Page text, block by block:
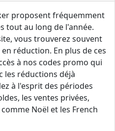
proposent fréquemment
tout au long de l'année.
vous trouverez souvent
réduction. En plus de ces
à nos codes promo qui
les réductions déjà
à l'esprit des périodes
les ventes privées,
Noël et les French